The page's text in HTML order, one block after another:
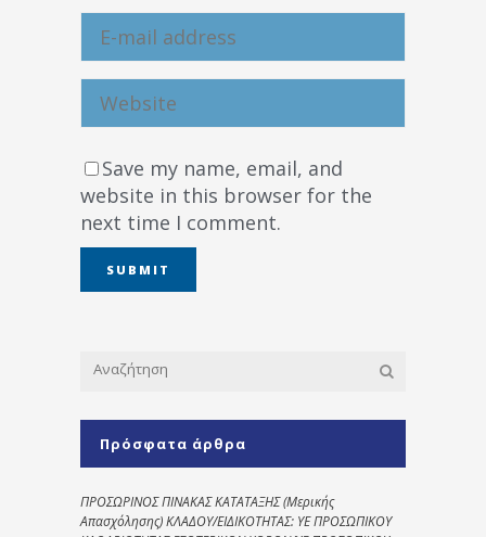
Save my name, email, and
website in this browser for the
next time I comment.
Πρόσφατα άρθρα
ΠΡΟΣΩΡΙΝΟΣ ΠΙΝΑΚΑΣ ΚΑΤΑΤΑΞΗΣ (Μερικής
Απασχόλησης) ΚΛΑΔΟΥ/ΕΙΔΙΚΟΤΗΤΑΣ: ΥΕ ΠΡΟΣΩΠΙΚΟΥ